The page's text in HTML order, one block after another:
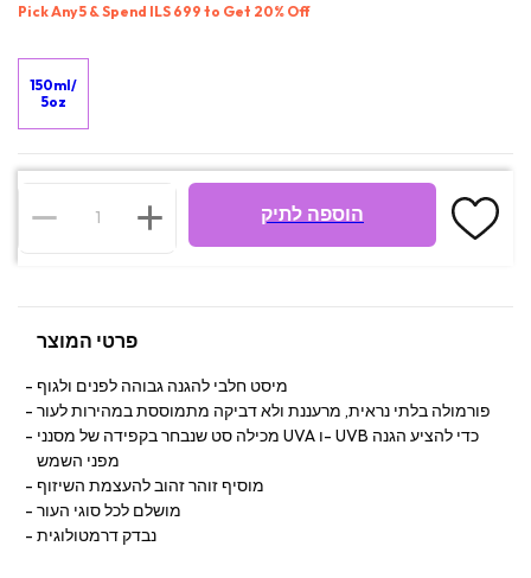
Pick Any 5 & Spend ILS 699 to Get 20% Off
150ml/
5oz
הוספה לתיק
פרטי המוצר
מיסט חלבי להגנה גבוהה לפנים ולגוף
פורמולה בלתי נראית, מרעננת ולא דביקה מתמוססת במהירות לעור
מכילה סט שנבחר בקפידה של מסנני UVA ו- UVB כדי להציע הגנה
מפני השמש
מוסיף זוהר זהוב להעצמת השיזוף
מושלם לכל סוגי העור
נבדק דרמטולוגית